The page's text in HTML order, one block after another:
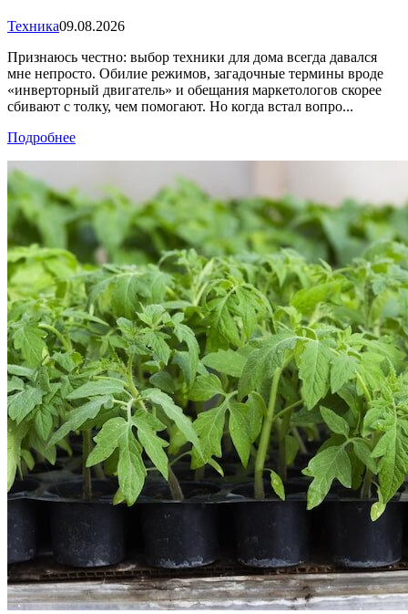
Техника09.08.2026
Признаюсь честно: выбор техники для дома всегда давался
мне непросто. Обилие режимов, загадочные термины вроде
«инверторный двигатель» и обещания маркетологов скорее
сбивают с толку, чем помогают. Но когда встал вопро...
Подробнее